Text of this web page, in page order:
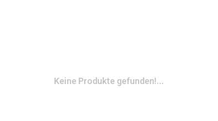
Keine Produkte gefunden!...